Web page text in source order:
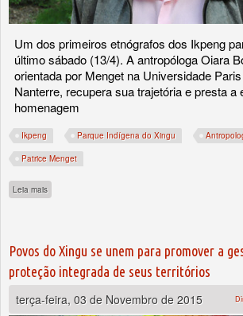
Um dos primeiros etnógrafos dos Ikpeng
último sábado (13/4). A antropóloga Oiara
orientada por Menget na Universidade Paris
Nanterre, recupera sua trajetória e presta a
homenagem
Ikpeng Parque Indígena do Xingu
Patrice Menget
Leia mais
Povos do Xingu se unem para promover a
proteção integrada de seus territórios
terça-feira, 03 de Novembro de 2015